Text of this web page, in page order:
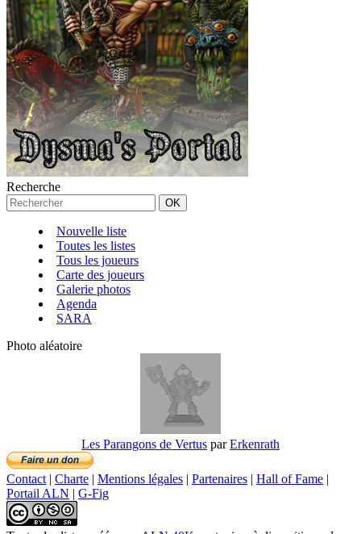
Recherche
Nouvelle liste
Toutes les listes
Tous les joueurs
Carte des joueurs
Galerie photos
Agenda
SARA
Photo aléatoire
Les Parangons de Vertus parErkenrath
Contact | Charte | Mentions légales | Partenaires | Hall of Fame |
Portail ALN | G-Fig